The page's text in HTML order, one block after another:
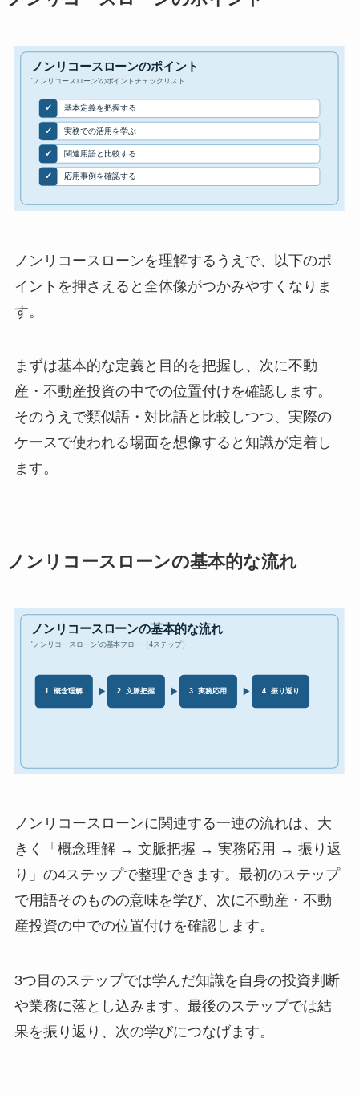
ノンリコースローンを理解するうえで、以下のポ
イントを押さえると全体像がつかみやすくなりま
す。
まずは基本的な定義と目的を把握し、次に不動
産・不動産投資の中での位置付けを確認します。
そのうえで類似語・対比語と比較しつつ、実際の
ケースで使われる場面を想像すると知識が定着し
ます。
ノンリコースローンの基本的な流れ
ノンリコースローンに関連する一連の流れは、大
きく「概念理解 → 文脈把握 → 実務応用 → 振り返
り」の4ステップで整理できます。最初のステップ
で用語そのものの意味を学び、次に不動産・不動
産投資の中での位置付けを確認します。
3つ目のステップでは学んだ知識を自身の投資判断
や業務に落とし込みます。最後のステップでは結
果を振り返り、次の学びにつなげます。